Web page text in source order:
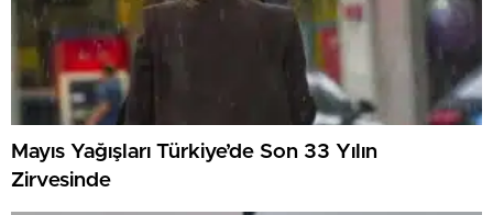
Mayıs Yağışları Türkiye’de Son 33 Yılın
Zirvesinde